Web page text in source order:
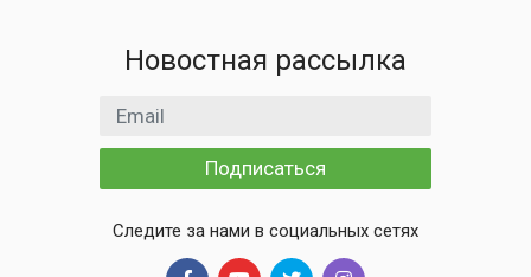
Новостная рассылка
Email адрес
Подписаться
Следите за нами в социальных сетях